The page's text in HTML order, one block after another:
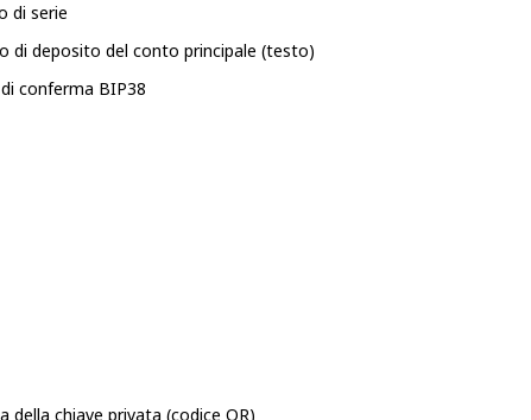
di serie
di deposito del conto principale (testo)
conferma BIP38
della chiave privata (codice QR)